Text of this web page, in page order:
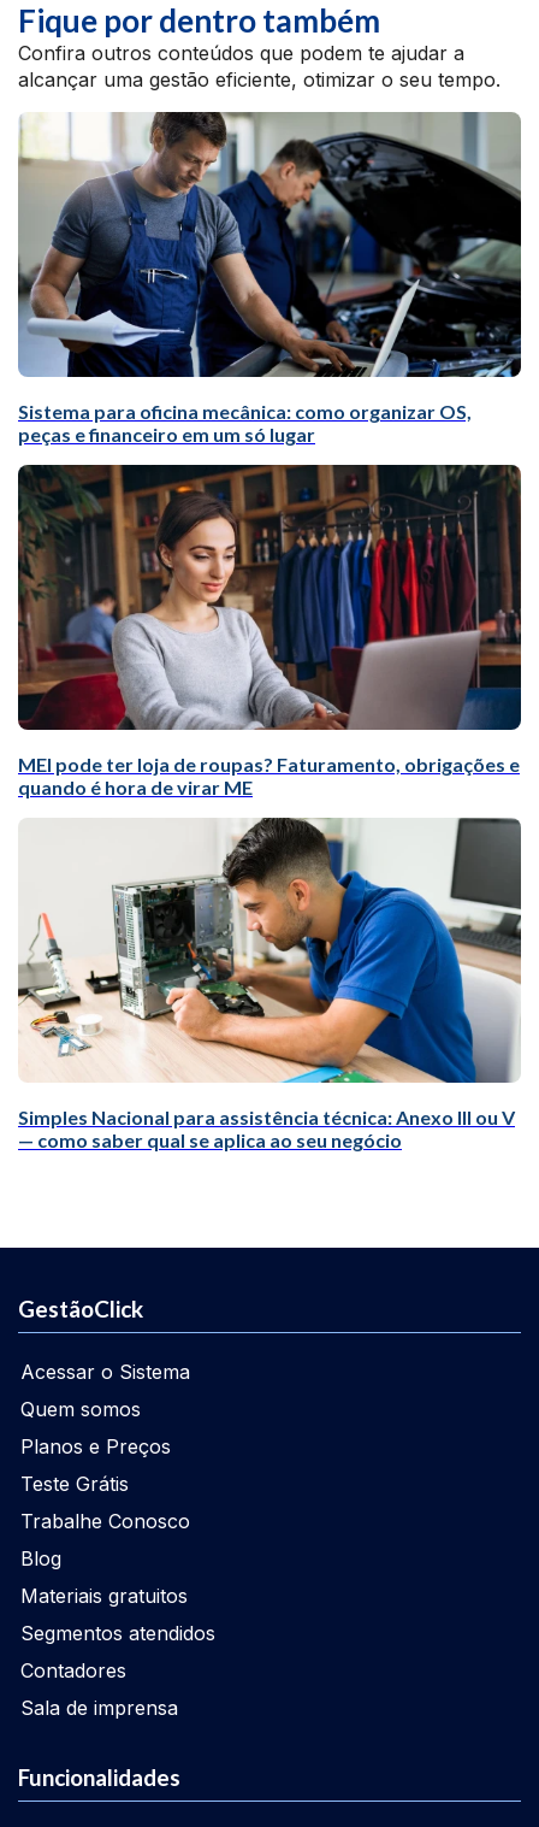
Fique por dentro também
Confira outros conteúdos que podem te ajudar a
alcançar uma gestão eficiente, otimizar o seu tempo.
Sistema para oficina mecânica: como organizar OS,
peças e financeiro em um só lugar
MEI pode ter loja de roupas? Faturamento, obrigações e
quando é hora de virar ME
Simples Nacional para assistência técnica: Anexo III ou V
— como saber qual se aplica ao seu negócio
GestãoClick
Acessar o Sistema
Quem somos
Planos e Preços
Teste Grátis
Trabalhe Conosco
Blog
Materiais gratuitos
Segmentos atendidos
Contadores
Sala de imprensa
Funcionalidades